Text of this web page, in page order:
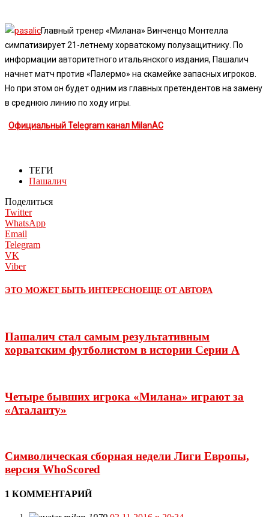
Главный тренер «Милана» Винченцо Монтелла
симпатизирует 21-летнему хорватскому полузащитнику. По
информации авторитетного итальянского издания, Пашалич
начнет матч против «Палермо» на скамейке запасных игроков.
Но при этом он будет одним из главных претендентов на замену
в среднюю линию по ходу игры.
Официальный Telegram канал MilanAC
ТЕГИ
Пашалич
Поделиться
Twitter
WhatsApp
Email
Telegram
VK
Viber
ЭТО МОЖЕТ БЫТЬ ИНТЕРЕСНОЕЩЕ ОТ АВТОРА
Пашалич стал самым результативным
хорватским футболистом в истории Серии А
Четыре бывших игрока «Милана» играют за
«Аталанту»
Символическая сборная недели Лиги Европы,
версия WhoScored
1 КОММЕНТАРИЙ